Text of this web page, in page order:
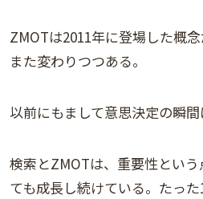
ZMOTは2011年に登場した概
また変わりつつある。
以前にもまして意思決定の瞬
検索とZMOTは、重要性とい
ても成長し続けている。たっ